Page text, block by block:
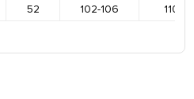
52 102-106
110-